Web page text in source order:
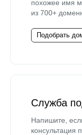
похожее имя
из 700+
Подобрать
Служба
Напишите,
консультация